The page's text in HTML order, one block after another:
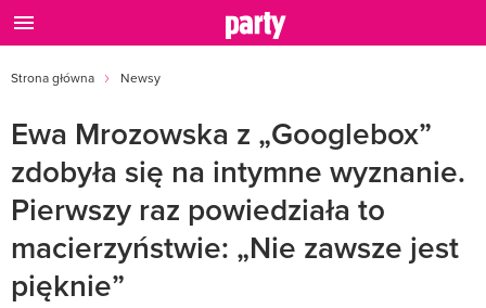
Strona główna Newsy
Ewa Mrozowska z „Googlebox”
zdobyła się na intymne wyznanie.
Pierwszy raz powiedziała to
macierzyństwie: „Nie zawsze jest
pięknie”